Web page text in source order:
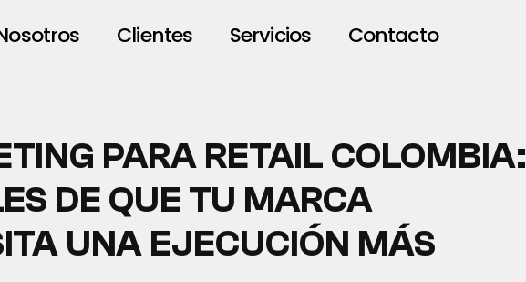
Clientes Servicios Contacto
PARA RETAIL COLOMBIA:
DE QUE TU MARCA
UNA EJECUCIÓN MÁS